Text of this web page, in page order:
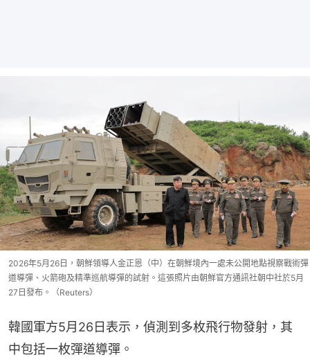
2026年5月26日，朝鮮領導人金正恩（中）在朝鮮境內一處未公開地點視察戰術彈
道導彈、火箭砲及精準巡航導彈的試射。這張照片由朝鮮官方通訊社朝中社於5月
27日發布。（Reuters）
韓國軍方5月26日表示，偵測到多枚飛行物發射，其
中包括一枚彈道導彈。